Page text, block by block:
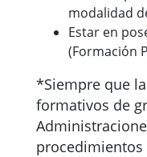
modalidad
Estar en
(Formación
*Siempre que
formativos de